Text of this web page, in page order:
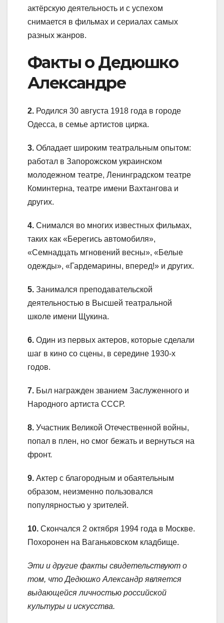
актёрскую деятельность и с успехом
снимается в фильмах и сериалах самых
разных жанров.
Факты о Дедюшко
Александре
2. Родился 30 августа 1918 года в городе
Одесса, в семье артистов цирка.
3. Обладает широким театральным опытом:
работал в Запорожском украинском
молодежном театре, Ленинградском театре
Коминтерна, театре имени Вахтангова и
других.
4. Снимался во многих известных фильмах,
таких как «Берегись автомобиля»,
«Семнадцать мгновений весны», «Белые
одежды», «Гардемарины, вперед!» и других.
5. Занимался преподавательской
деятельностью в Высшей театральной
школе имени Щукина.
6. Один из первых актеров, которые сделали
шаг в кино со сцены, в середине 1930-х
годов.
7. Был награжден званием Заслуженного и
Народного артиста СССР.
8. Участник Великой Отечественной войны,
попал в плен, но смог бежать и вернуться на
фронт.
9. Актер с благородным и обаятельным
образом, неизменно пользовался
популярностью у зрителей.
10. Скончался 2 октября 1994 года в Москве.
Похоронен на Ваганьковском кладбище.
Эти и другие факты свидетельствуют о
том, что Дедюшко Александр является
выдающейся личностью российской
культуры и искусства.